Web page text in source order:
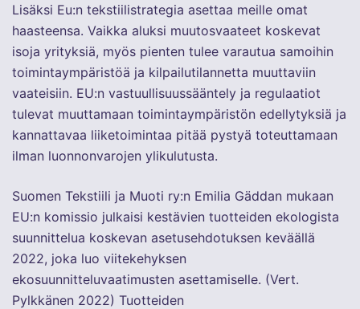
Lisäksi Eu:n tekstiilistrategia asettaa meille omat
haasteensa. Vaikka aluksi muutosvaateet koskevat
isoja yrityksiä, myös pienten tulee varautua samoihin
toimintaympäristöä ja kilpailutilannetta muuttaviin
vaateisiin. EU:n vastuullisuussääntely ja regulaatiot
tulevat muuttamaan toimintaympäristön edellytyksiä ja
kannattavaa liiketoimintaa pitää pystyä toteuttamaan
ilman luonnonvarojen ylikulutusta.
Suomen Tekstiili ja Muoti ry:n Emilia Gäddan mukaan
EU:n komissio julkaisi kestävien tuotteiden ekologista
suunnittelua koskevan asetusehdotuksen keväällä
2022, joka luo viitekehyksen
ekosuunnitteluvaatimusten asettamiselle. (Vert.
Pylkkänen 2022) Tuotteiden